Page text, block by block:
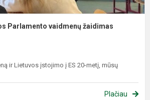
Parlamento vaidmenų žaidimas
ir Lietuvos įstojimo į ES 20-metį, mūsų
Plačiau